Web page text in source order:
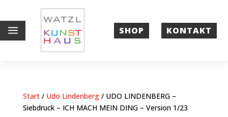
a SHOP KONTAKT
Start/ Udo Lindenberg/ UDO LINDENBERG –
Siebdruck – ICH MACH MEIN DING – Version 1/23